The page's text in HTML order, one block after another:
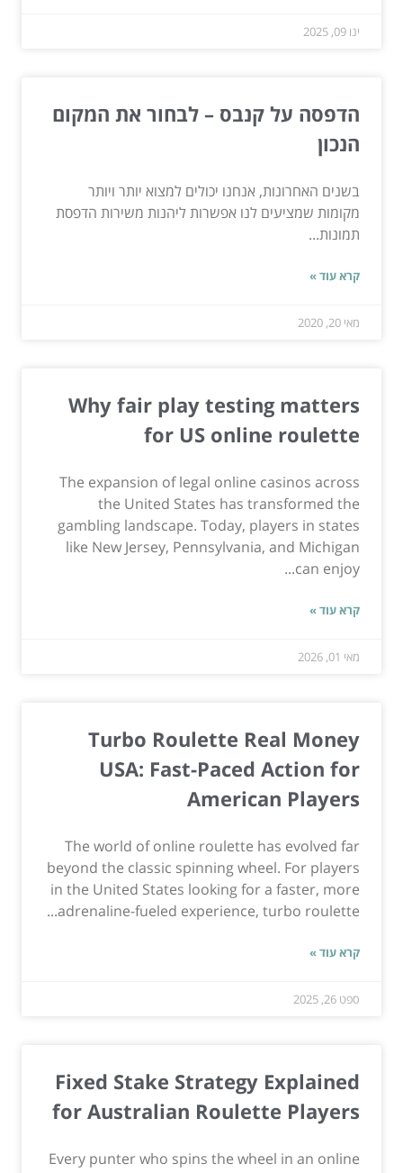
ינו 09, 2025
הדפסה על קנבס – לבחור את המקום
הנכון
בשנים האחרונות, אנחנו יכולים למצוא יותר ויותר
מקומות שמציעים לנו אפשרות ליהנות משירות הדפסת
תמונות...
קרא עוד »
מאי 20, 2020
Why fair play testing matters
for US online roulette
The expansion of legal online casinos across
the United States has transformed the
gambling landscape. Today, players in states
like New Jersey, Pennsylvania, and Michigan
can enjoy...
קרא עוד »
מאי 01, 2026
Turbo Roulette Real Money
USA: Fast-Paced Action for
American Players
The world of online roulette has evolved far
beyond the classic spinning wheel. For players
in the United States looking for a faster, more
adrenaline-fueled experience, turbo roulette...
קרא עוד »
ספט 26, 2025
Fixed Stake Strategy Explained
for Australian Roulette Players
Every punter who spins the wheel in an online